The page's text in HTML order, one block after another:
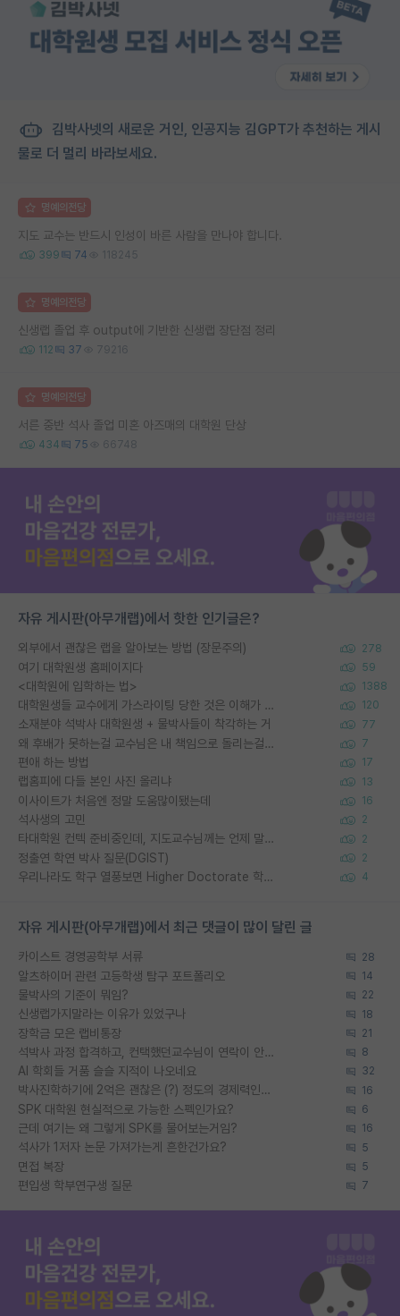
김박사넷의 새로운 거인, 인공지능 김GPT가 추천하는 게시
물로 더 멀리 바라보세요.
명예의전당
지도 교수는 반드시 인성이 바른 사람을 만나야 합니다.
399 74 118245
명예의전당
신생랩 졸업 후 output에 기반한 신생랩 장단점 정리
112 37 79216
명예의전당
서른 중반 석사 졸업 미혼 아즈매의 대학원 단상
434 75 66748
자유 게시판(아무개랩)에서 핫한 인기글은?
외부에서 괜찮은 랩을 알아보는 방법 (장문주의) 278
여기 대학원생 홈페이지다 59
<대학원에 입학하는 법> 1388
대학원생들 교수에게 가스라이팅 당한 것은 이해가 갑니다. 안타깝네요. 120
소재분야 석박사 대학원생 + 물박사들이 착각하는 거 77
왜 후배가 못하는걸 교수님은 내 책임으로 돌리는걸까요? 7
편애 하는 방법 17
랩홈피에 다들 본인 사진 올리냐 13
이사이트가 처음엔 정말 도움많이됐는데 16
석사생의 고민 2
타대학원 컨텍 준비중인데, 지도교수님께는 언제 말씀드려야 할까요? 2
정출연 학연 박사 질문(DGIST) 2
우리나라도 학구 열풍보면 Higher Doctorate 학위가 필요하다고 봅니다. 4
자유 게시판(아무개랩)에서 최근 댓글이 많이 달린 글
카이스트 경영공학부 서류 28
알츠하이머 관련 고등학생 탐구 포트폴리오 14
물박사의 기준이 뭐임? 22
신생랩가지말라는 이유가 있었구나 18
장학금 모은 랩비통장 21
석박사 과정 합격하고, 컨택했던교수님이 연락이 안됩니다... 8
AI 학회들 거품 슬슬 지적이 나오네요 32
박사진학하기에 2억은 괜찮은 (?) 정도의 경제력인가요 16
SPK 대학원 현실적으로 가능한 스펙인가요? 6
근데 여기는 왜 그렇게 SPK를 물어보는거임? 16
석사가 1저자 논문 가져가는게 흔한건가요? 5
면접 복장 5
편입생 학부연구생 질문 7